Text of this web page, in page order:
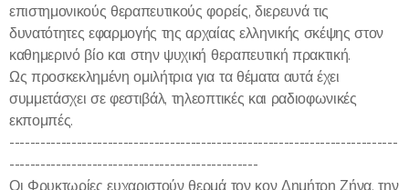
επιστημονικούς θεραπευτικούς φορείς, διερευνά τις
δυνατότητες εφαρμογής της αρχαίας ελληνικής σκέψης στον
καθημερινό βίο και στην ψυχική θεραπευτική πρακτική.
Ως προσκεκλημένη ομιλήτρια για τα θέματα αυτά έχει
συμμετάσχει σε φεστιβάλ, τηλεοπτικές και ραδιοφωνικές
εκπομπές.
---------------------------------------------------------------------------
------------------------------------------------
Οι Φρυκτωρίες ευχαριστούν θερμά τον κον Δημήτρη Ζήνα, την